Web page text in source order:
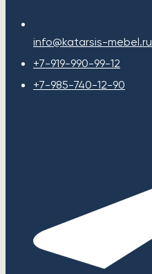
info@katarsis-mebel.ru
+7-919-990-99-12
+7-985-740-12-90